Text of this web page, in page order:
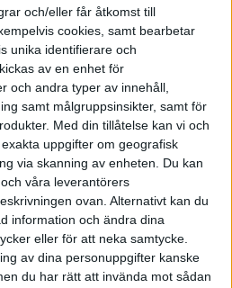
och/eller får åtkomst till
cookies, samt bearbetar
unika identifierare och
av en enhet för
och andra typer av innehåll,
samt målgruppsinsikter, samt för
Med din tillåtelse kan vi och
uppgifter om geografisk
via skanning av enheten. Du kan
våra leverantörers
ovan. Alternativt kan du
information och ändra dina
eller för att neka samtycke.
av dina personuppgifter kanske
du har rätt att invända mot sådan
mer negativa
de manliga cheferna i högre
osäkra när de jobbar ihop
av depression. Många
är en börda för
att de inte kan tänka sig
i arbetet för att stödja
av depression. Vissa
skulle anställa en person